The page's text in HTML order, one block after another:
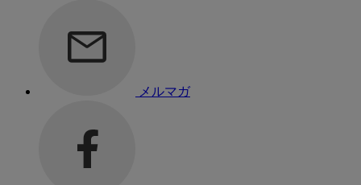
メルマガ